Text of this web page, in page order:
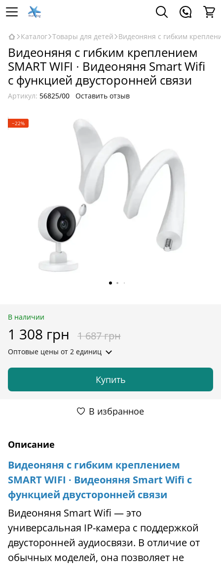
Каталог Товары для детей Видеоняня с гибким
Видеоняня с гибким креплением
SMART WIFI ∙ Видеоняня Smart Wifi
с функцией двусторонней связи
Артикул: 56825/00 Оставить отзыв
−22%
В наличии
1 308 грн 1 687 грн
Оптовые цены от 2 единиц
Купить
В избранное
Описание
Видеоняня с гибким креплением
SMART WIFI ∙ Видеоняня Smart Wifi с
функцией двусторонней связи
Видеоняня Smart Wifi — это
универсальная IP-камера с поддержкой
двусторонней аудиосвязи. В отличие от
обычных моделей, она позволяет не